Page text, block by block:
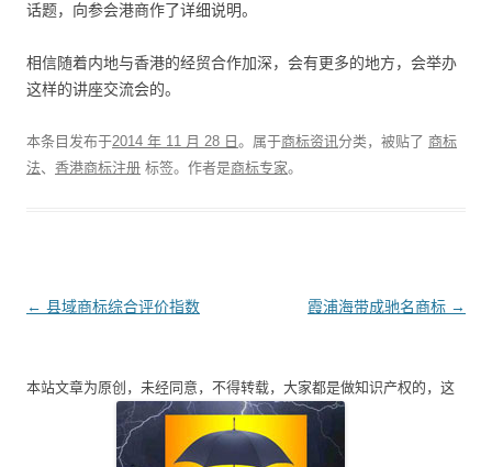
话题，向参会港商作了详细说明。
相信随着内地与香港的经贸合作加深，会有更多的地方，会举办
这样的讲座交流会的。
本条目发布于2014 年 11 月 28 日 。属于商标资讯分类，被贴了 商标
法、 香港商标注册 标签。 作者是商标专家。
文
航
← 县域商标综合评价指数 霞浦海带成驰名商标 →
本站文章为原创，未经同意，不得转载，大家都是做知识产权的，这